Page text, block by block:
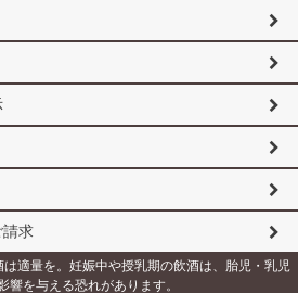
請求
適量を。妊娠中や授乳期の飲酒は、胎児・乳児
響を与える恐れがあります。